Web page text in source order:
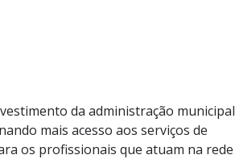
da administração municipal
mais acesso aos serviços de
os profissionais que atuam na rede